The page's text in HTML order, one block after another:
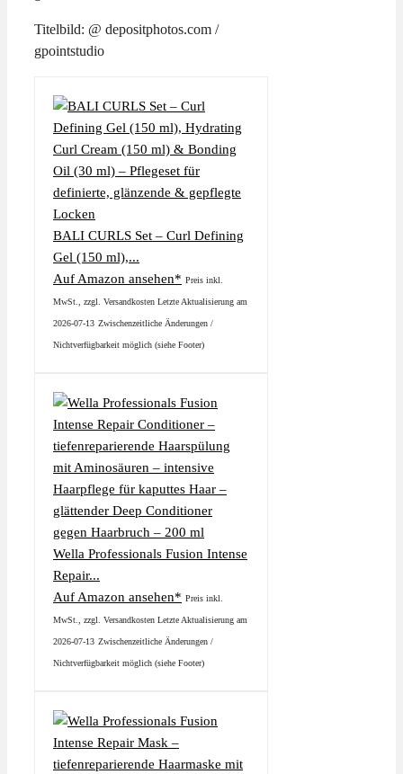
Titelbild: @ depositphotos.com /
gpointstudio
BALI CURLS Set – Curl Defining
Gel (150 ml),...
Auf Amazon ansehen* Preis inkl.
MwSt., zzgl. Versandkosten Letzte Aktualisierung am
2026-07-13 Zwischenzeitliche Änderungen /
Nichtverfügbarkeit möglich (siehe Footer)
Wella Professionals Fusion Intense
Repair...
Auf Amazon ansehen* Preis inkl.
MwSt., zzgl. Versandkosten Letzte Aktualisierung am
2026-07-13 Zwischenzeitliche Änderungen /
Nichtverfügbarkeit möglich (siehe Footer)